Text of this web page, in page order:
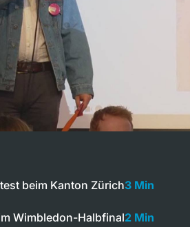
beim Kanton Zürich3 Min
Wimbledon-Halbfinal2 Min